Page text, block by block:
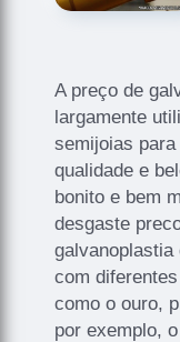
A preço de
largamente
semijoias
qualidade e
bonito e bem
desgaste
galvanoplastia
com
como o ouro,
por exemplo,